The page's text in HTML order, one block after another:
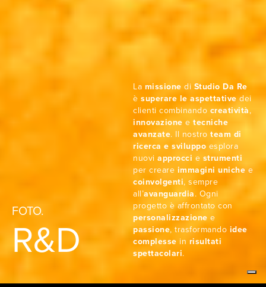
La missione di Studio Da Re
è superare le aspettativedei
clienti combinando creatività,
innovazione e tecniche
avanzate. Il nostro team di
ricerca e sviluppo esplora
nuovi approcci e strumenti
per creare immagini uniche e
coinvolgenti, sempre
all’avanguardia. Ogni
progetto è affrontato con
personalizzazione e
passione, trasformando idee
complesse in risultati
spettacolari.
FOTO.
R&D